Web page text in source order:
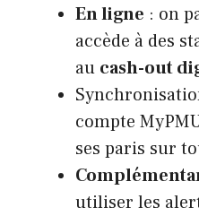
En ligne : on
accède à des
au cash-out
compte
ses paris sur
utiliser les